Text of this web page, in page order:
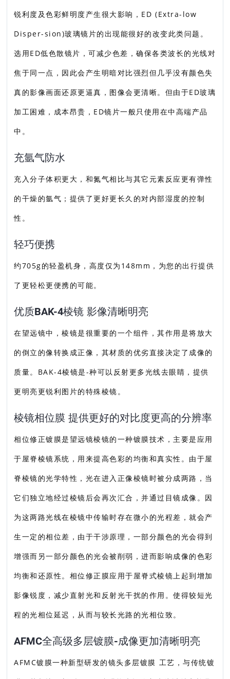
锐利度及色彩鲜明度产生很大影响，ED (Extra-low
Disper-sion)玻璃镜片的出现能很好的改变此类问题。
选用ED低色散镜片，可减少色差，确保各类波长的光线对
焦于同一点，因此会产生明暗对比强烈但几乎没有颜色失
真的影像画面还原更逼真，图像会更清晰。但由于ED玻璃
加工困难，成本昂贵，ED镜片一般只使用在中高端产品
中。
充氩气防水
充入分子体积更大，和氮气相比与其它元素反应更有弹性
的干燥的氩气；提供了更好更长久的对内部湿度的控制
性。
轻巧便携
约705g的轻盈机身，高度仅为148mm，为您的出行提供
了更轻松更便携的可能。
优质BAK-4棱镜 影像清晰明亮
在望远镜中，棱镜是很重要的一个组件，其作用是将放大
的倒立的像转换成正像，其材质的优劣直接决定了成像的
质量。BAK-4棱镜是-种可以反射更多光线去眼睛，提供
更明亮更锐利图片的特殊棱镜。
棱镜相位膜 提供更好的对比度更高的分辨率
相位修正镀膜是望远镜棱镜的一种镀膜技术，主要是应用
于屋脊棱镜系统，用来提高色彩的均衡和真实性。由于屋
脊棱镜的光学特性，光在进入正像棱镜时被分成两路，当
它们独立地经过棱镜后会再次汇合，并通过目镜成像。因
为这两路光线在棱镜中传输时存在微小的光程差，就会产
生一定的相位差，由于干涉原理，一部分颜色的光会得到
增强而另一部分颜色的光会被削弱，进而影响成像的色彩
均衡和还原性。相位修正膜应用于屋脊式棱镜上起到增加
影像锐度，减少直射光和反射光干扰的作用。使得较短光
程的光相位延迟，从而与较长光路的光相位致。
AFMC全高级多层镀膜-成像更加清晰明亮
AFMC镀膜一种新型研发的镜头多层镀膜 工艺，与传统镀